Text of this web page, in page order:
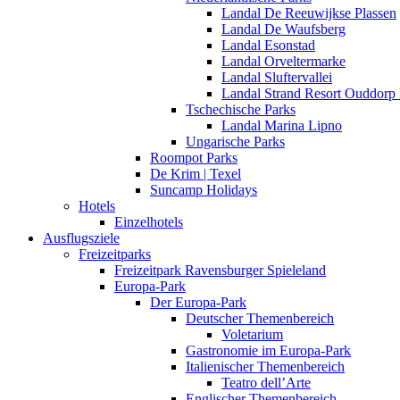
Landal De Reeuwijkse Plassen
Landal De Waufsberg
Landal Esonstad
Landal Orveltermarke
Landal Sluftervallei
Landal Strand Resort
Tschechische Parks
Landal Marina Lipno
Ungarische Parks
Roompot Parks
De Krim | Texel
Suncamp Holidays
Hotels
Einzelhotels
Ausflugsziele
Freizeitparks
Freizeitpark Ravensburger Spieleland
Europa-Park
Der Europa-Park
Deutscher Themenbereich
Voletarium
Gastronomie im Europa-Park
Italienischer Themenbereich
Teatro dell’Arte